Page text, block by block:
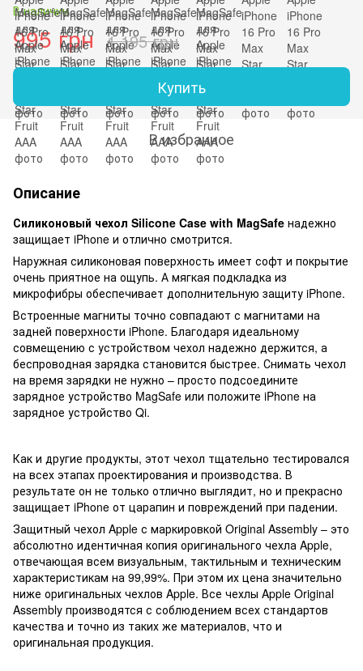
В наличии
995 грн 1 195 грн
Купить
В избранное
Описание
Силиконовый чехол Silicone Case with MagSafe надежно
защищает iPhone и отлично смотрится.
Наружная силиконовая поверхность имеет софт и покрытие
очень приятное на ощупь. А мягкая подкладка из
микрофибры обеспечивает дополнительную защиту iPhone.
Встроенные магниты точно совпадают с магнитами на
задней поверхности iPhone. Благодаря идеальному
совмещению с устройством чехол надежно держится, а
беспроводная зарядка становится быстрее. Снимать чехол
на время зарядки не нужно – просто подсоедините
зарядное устройство MagSafe или положите iPhone на
зарядное устройство Qi.
Как и другие продукты, этот чехол тщательно тестировался
на всех этапах проектирования и производства. В
результате он не только отлично выглядит, но и прекрасно
защищает iPhone от царапин и повреждений при падении.
Защитный чехол Apple с маркировкой Original Assembly – это
абсолютно идентичная копия оригинального чехла Apple,
отвечающая всем визуальным, тактильным и техническим
характеристикам на 99,99%. При этом их цена значительно
ниже оригинальных чехлов Apple. Все чехлы Apple Original
Assembly производятся с соблюдением всех стандартов
качества и точно из таких же материалов, что и
оригинальная продукция.